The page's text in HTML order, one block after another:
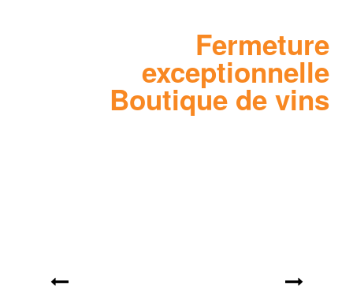
Fermeture
exceptionnelle
Boutique de vins